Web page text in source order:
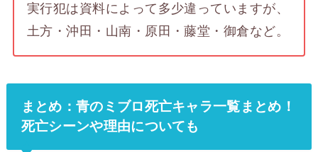
実行犯は資料によって多少違っていますが、
土方・沖田・山南・原田・藤堂・御倉など。
まとめ：青のミブロ死亡キャラ一覧まとめ！
死亡シーンや理由についても